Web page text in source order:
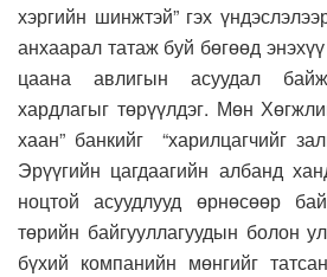
хэргийн шинжтэй” гэх
анхаарал татаж буй бөгөөд энэхүү
цаана авлигын асуудал
хардлагыг төрүүлдэг. Мөн
хаан” банкийг “харилцагчийг
Эрүүгийн цагдаагийн албанд
ноцтой асуудлууд өрнөсөөр
төрийн байгууллагуудын болон
бүхий компанийн мөнгийг